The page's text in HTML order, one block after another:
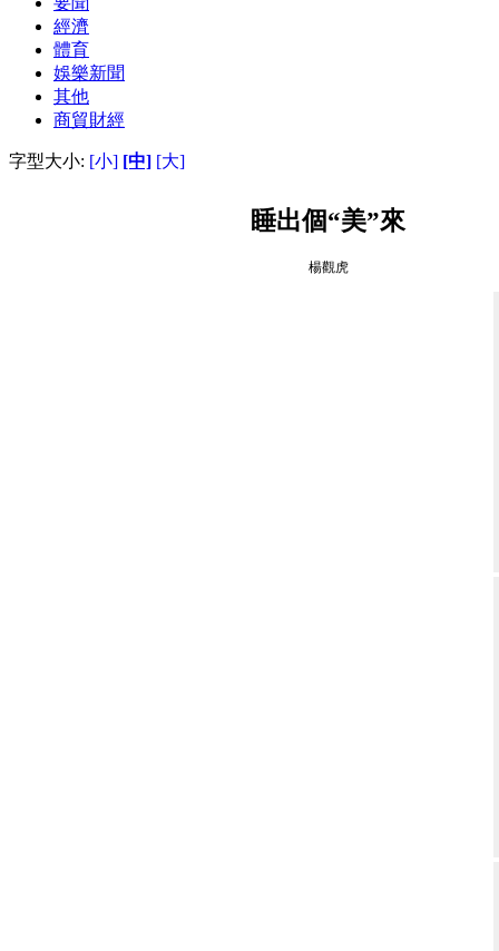
經濟
體育
娛樂新聞
其他
商貿財經
字型大小: [小] [中] [大]
睡出個“美”來
楊觀虎